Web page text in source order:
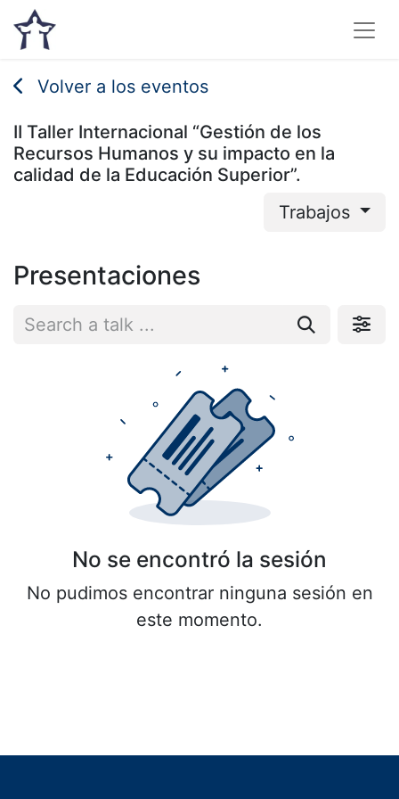
Volver a los eventos
II Taller Internacional “Gestión de los
Recursos Humanos y su impacto en la
calidad de la Educación Superior”.
Trabajos
Presentaciones
No se encontró la sesión
No pudimos encontrar ninguna sesión en
este momento.